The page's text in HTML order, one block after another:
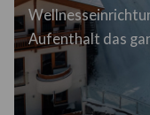
Aufenthalt das